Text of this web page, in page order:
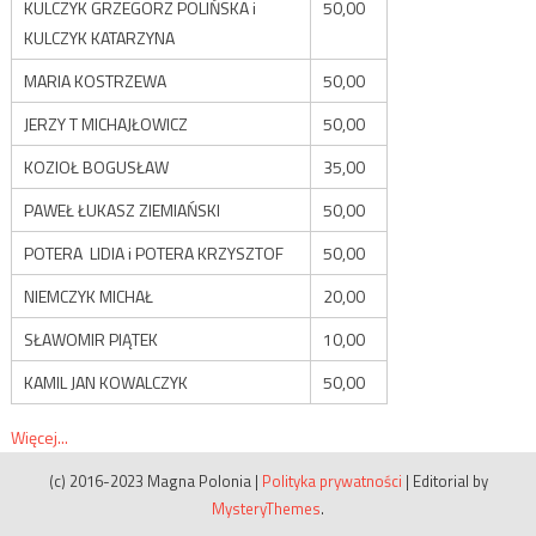
KULCZYK GRZEGORZ POLIŃSKA i
KULCZYK KATARZYNA
50,00
MARIA KOSTRZEWA
50,00
JERZY T MICHAJŁOWICZ
50,00
KOZIOŁ BOGUSŁAW
35,00
PAWEŁ ŁUKASZ ZIEMIAŃSKI
50,00
POTERA LIDIA i POTERA KRZYSZTOF
50,00
NIEMCZYK MICHAŁ
20,00
SŁAWOMIR PIĄTEK
10,00
KAMIL JAN KOWALCZYK
50,00
Więcej...
(c) 2016-2023 Magna Polonia | Polityka prywatności | Editorial by
MysteryThemes.